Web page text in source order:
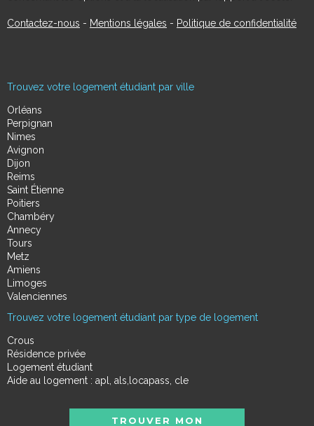
Contactez-nous - Mentions légales - Politique de confidentialité
Trouvez votre logement étudiant par ville
Orléans
Perpignan
Nimes
Avignon
Dijon
Reims
Saint Étienne
Poitiers
Chambéry
Annecy
Tours
Metz
Amiens
Limoges
Valenciennes
Trouvez votre logement étudiant par type de logement
Crous
Résidence privée
Logement étudiant
Aide au logement : apl, als,locapass, cle
TROUVER MON